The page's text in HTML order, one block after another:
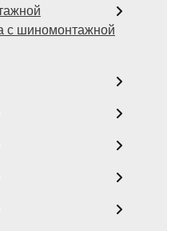
с шиномонтажной